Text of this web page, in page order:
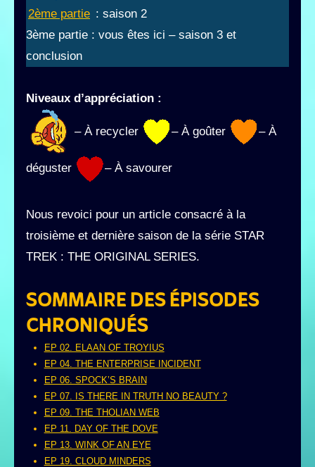
2ème partie : saison 2
3ème partie : vous êtes ici – saison 3 et
conclusion
Niveaux d’appréciation :
– À recycler – À goûter – À
déguster – À savourer
Nous revoici pour un article consacré à la
troisième et dernière saison de la série STAR
TREK : THE ORIGINAL SERIES.
SOMMAIRE DES ÉPISODES
CHRONIQUÉS
EP 02. ELAAN OF TROYIUS
EP 04. THE ENTERPRISE INCIDENT
EP 06. SPOCK’S BRAIN
EP 07. IS THERE IN TRUTH NO BEAUTY ?
EP 09. THE THOLIAN WEB
EP 11. DAY OF THE DOVE
EP 13. WINK OF AN EYE
EP 19. CLOUD MINDERS